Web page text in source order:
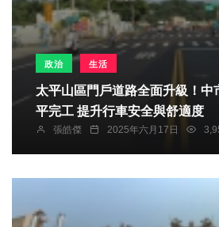
政治 生活
太平山區門戶道路全面升級！中
平完工 提升行車安全與舒適度
張皓傑 2025年六月17日